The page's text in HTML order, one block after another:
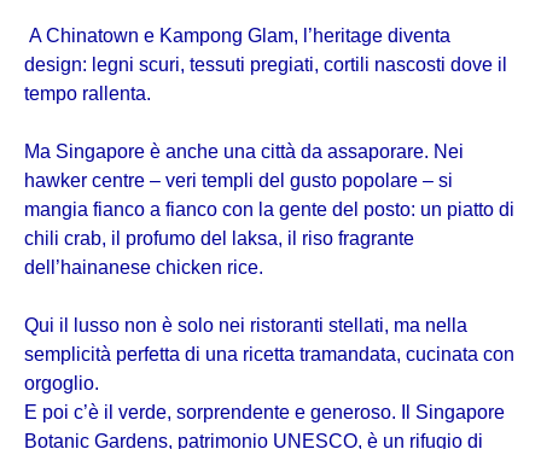
A Chinatown e Kampong Glam, l’heritage diventa
design: legni scuri, tessuti pregiati, cortili nascosti dove il
tempo rallenta.
Ma Singapore è anche una città da assaporare. Nei
hawker centre – veri templi del gusto popolare – si
mangia fianco a fianco con la gente del posto: un piatto di
chili crab, il profumo del laksa, il riso fragrante
dell’hainanese chicken rice.
Qui il lusso non è solo nei ristoranti stellati, ma nella
semplicità perfetta di una ricetta tramandata, cucinata con
orgoglio.
E poi c’è il verde, sorprendente e generoso. Il Singapore
Botanic Gardens, patrimonio UNESCO, è un rifugio di